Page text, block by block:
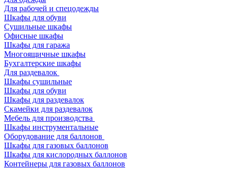
Для рабочей и спецодежды
Шкафы для обуви
Сушильные шкафы
Офисные шкафы
Шкафы для гаража
Многоящичные шкафы
Бухгалтерские шкафы
Для раздевалок
Шкафы сушильные
Шкафы для обуви
Шкафы для раздевалок
Скамейки для раздевалок
Мебель для производства
Шкафы инструментальные
Оборудование для баллонов
Шкафы для газовых баллонов
Шкафы для кислородных баллонов
Контейнеры для газовых баллонов